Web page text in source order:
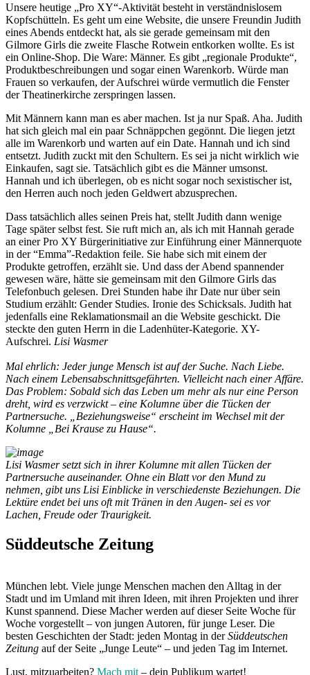
Unsere heutige „Pro XY“-Aktivität besteht in verständnislosem
Kopfschütteln. Es geht um eine Website, die unsere Freundin Judith
eines Abends entdeckt hat, als sie gerade gemeinsam mit den
Gilmore Girls die zweite Flasche Rotwein entkorken wollte. Es ist
ein Online-Shop. Die Ware: Männer. Es gibt „regionale Produkte“,
Produktbeschreibungen und sogar einen Warenkorb. Würde man
Frauen so verkaufen, der Aufschrei würde vermutlich die Fenster
der Theatinerkirche zerspringen lassen.
Mit Männern kann man es aber machen. Ist ja nur Spaß. Aha. Judith
hat sich gleich mal ein paar Schnäppchen gegönnt. Die liegen jetzt
alle im Warenkorb und warten auf ein Date. Hannah und ich sind
entsetzt. Judith zuckt mit den Schultern. Es sei ja nicht wirklich wie
Einkaufen, sagt sie. Tatsächlich gibt es die Männer umsonst.
Hannah und ich überlegen, ob es nicht sogar noch sexistischer ist,
den Herren auch noch jeden Geldwert abzusprechen.
Dass tatsächlich alles seinen Preis hat, stellt Judith dann wenige
Tage später selbst fest. Sie ruft mich an, als ich mit Hannah gerade
an einer Pro XY Bürgerinitiative zur Einführung einer Männerquote
in der “Emma”-Redaktion feile. Sie habe sich mit einem der
Produkte getroffen, erzählt sie. Und dass der Abend spannender
gewesen wäre, hätte sie gemeinsam mit den Gilmore Girls das
Telefonbuch gelesen. Drei Stunden habe ihr Date nur über sein
Studium erzählt: Gender Studies. Ironie des Schicksals. Judith hat
jedenfalls eine Reklamationsmail an die Website geschickt. Die
steckte den guten Herrn in die Ladenhüter-Kategorie. XY-
Aufschrei. Lisi Wasmer
Mal ehrlich: Jeder junge Mensch ist auf der Suche. Nach Liebe.
Nach einem Lebensabschnittsgefährten. Vielleicht nach einer Affäre.
Das Problem: Sobald sich das Leben um mehr als nur eine Person
dreht, wird es verzwickt – eine Kolumne über die Tücken der
Partnersuche. „Beziehungsweise“ erscheint im Wechsel mit der
Kolumne „Bei Krause zu Hause“.
Lisi Wasmer setzt sich in ihrer Kolumne mit allen Tücken der
Partnersuche auseinander. Ohne ein Blatt vor den Mund zu
nehmen, gibt uns Lisi Einblicke in verschiedenste Beziehungen. Die
Lektüre endet bei uns oft mit Tränen in den Augen- sei es vor
Lachen, Freude oder Traurigkeit.
Süddeutsche Zeitung
München lebt. Viele junge Menschen machen den Alltag in der
Stadt und im Umland mit ihren Ideen, mit ihren Projekten und ihrer
Kunst spannend. Diese Macher werden auf dieser Seite Woche für
Woche vorgestellt – von jungen Autoren, für junge Leser. Die
besten Geschichten der Stadt: jeden Montag in derSüddeutschen
Zeitung auf der Seite „Junge Leute“ – und jeden Tag im Internet.
Lust, mitzuarbeiten? Mach mit – dein Publikum wartet!